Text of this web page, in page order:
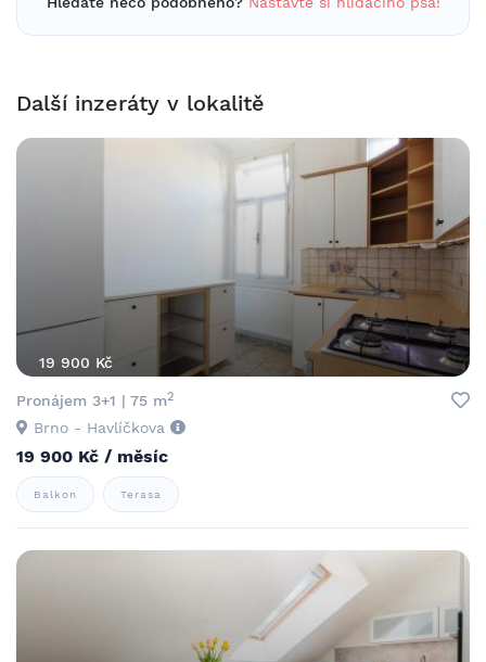
Další inzeráty v lokalitě
19 900 Kč
Pronájem 3+1 | 75 m2
Brno - Havlíčkova
19 900 Kč / měsíc
Balkon Terasa